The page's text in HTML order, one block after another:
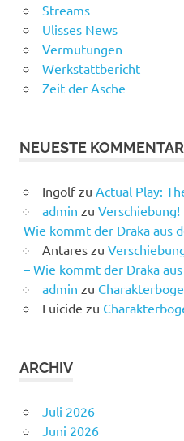
Streams
Ulisses News
Vermutungen
Werkstattbericht
Zeit der Asche
NEUESTE
Ingolfzu Actual Play:
admin zu Verschiebung!
Wie kommt der Draka aus
Antareszu
– Wie kommt der Draka
admin zu
Luicide zu
ARCHIV
Juli 2026
Juni 2026